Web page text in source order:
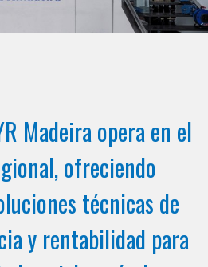
Madeira opera en el
ofreciendo
técnicas de
y rentabilidad para